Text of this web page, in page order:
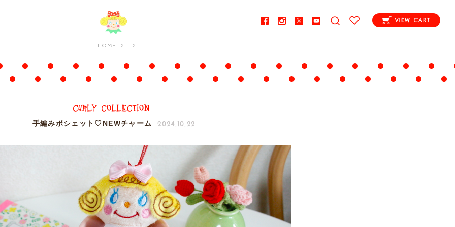
VIEW CART
HOME
手編みポシェット♡NEWチャーム 2024.10.22